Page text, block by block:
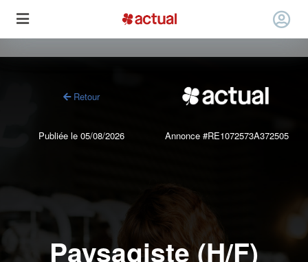
Retour
Publiée le 05/08/2026 Annonce #RE1072573A372505
Paysagiste (H/F)